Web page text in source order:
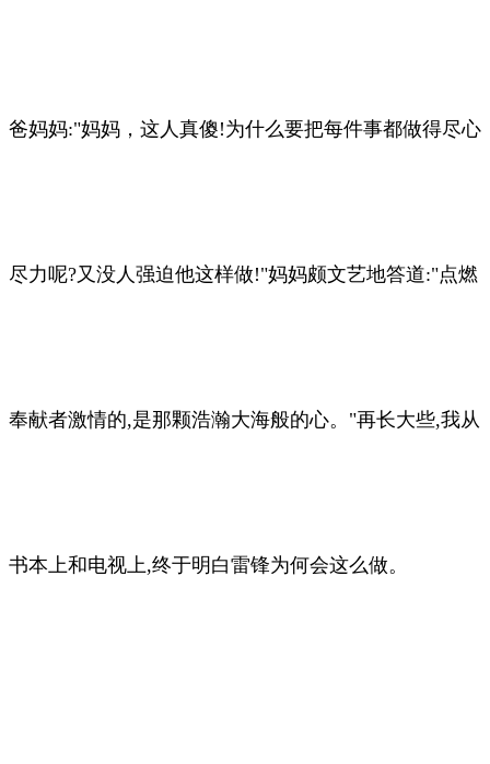
爸妈妈:"妈妈，这人真傻!为什么要把每件事都做得尽心
尽力呢?又没人强迫他这样做!"妈妈颇文艺地答道:"点燃
奉献者激情的,是那颗浩瀚大海般的心。"再长大些,我从
书本上和电视上,终于明白雷锋为何会这么做。